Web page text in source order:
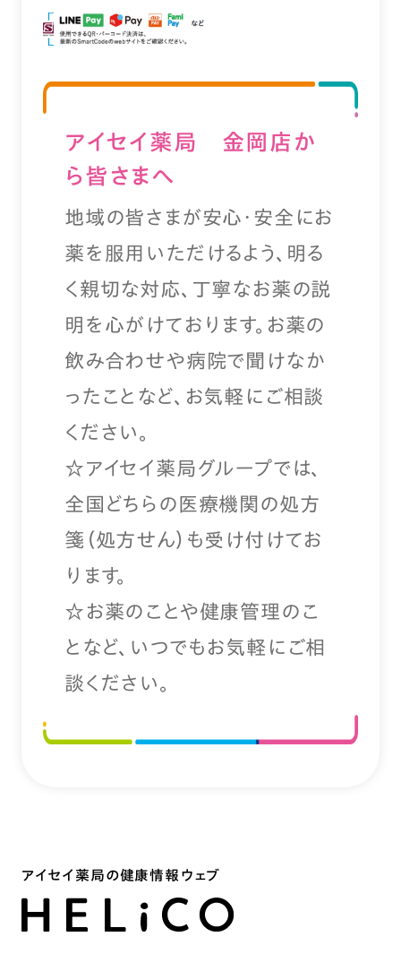
アイセイ薬局 金岡店か
ら皆さまへ
地域の皆さまが安心・安全にお
薬を服用いただけるよう、明る
く親切な対応、丁寧なお薬の説
明を心がけております。お薬の
飲み合わせや病院で聞けなか
ったことなど、お気軽にご相談
ください。
☆アイセイ薬局グループでは、
全国どちらの医療機関の処方
箋（処方せん）も受け付けてお
ります。
☆お薬のことや健康管理のこ
となど、いつでもお気軽にご相
談ください。
アイセイ薬局の健康情報ウェブ